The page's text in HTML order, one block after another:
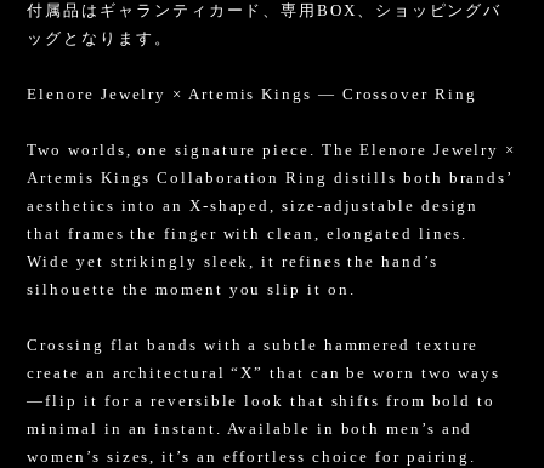
付属品はギャランティカード、専用BOX、ショッピングバ
ッグとなります。
Elenore Jewelry × Artemis Kings — Crossover Ring
Two worlds, one signature piece. The Elenore Jewelry ×
Artemis Kings Collaboration Ring distills both brands’
aesthetics into an X-shaped, size-adjustable design
that frames the finger with clean, elongated lines.
Wide yet strikingly sleek, it refines the hand’s
silhouette the moment you slip it on.
Crossing flat bands with a subtle hammered texture
create an architectural “X” that can be worn two ways
—flip it for a reversible look that shifts from bold to
minimal in an instant. Available in both men’s and
women’s sizes, it’s an effortless choice for pairing.